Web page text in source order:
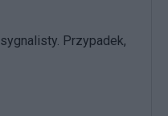
Przypadek,